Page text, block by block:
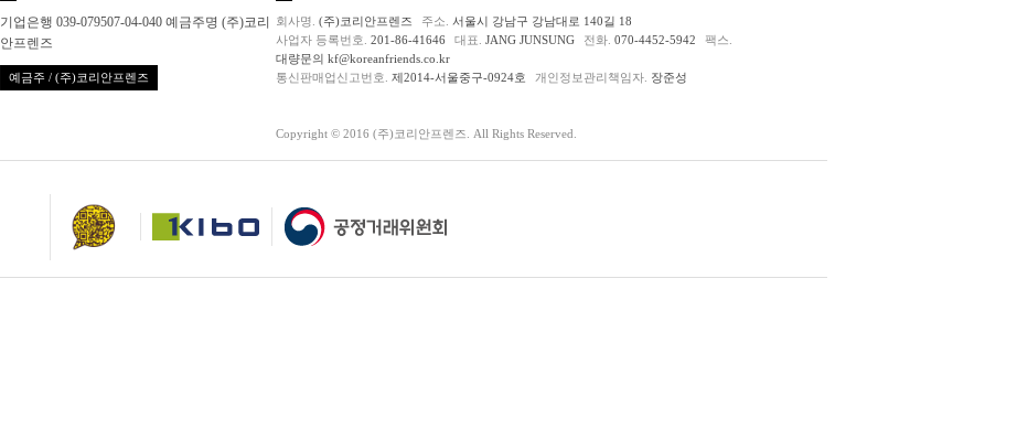
기업은행 039-079507-04-040 예금주명 (주)코리
안프렌즈
예금주 / (주)코리안프렌즈
회사명. (주)코리안프렌즈 주소. 서울시 강남구 강남대로 140길 18
사업자 등록번호. 201-86-41646 대표. JANG JUNSUNG 전화. 070-4452-5942
팩스.
대량문의 kf@koreanfriends.co.kr
통신판매업신고번호. 제2014-서울중구-0924호 개인정보관리책임자. 장준성
Copyright © 2016 (주)코리안프렌즈. All Rights Reserved.